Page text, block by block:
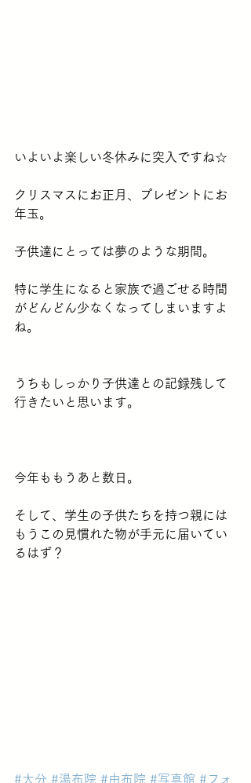
いよいよ楽しい冬休みに突入ですね☆
クリスマスにお正月、プレゼントにお
年玉。
子供達にとっては夢のような期間。
特に学生になると家族で過ごせる時間
がどんどん少なくなってしまいますよ
ね。
うちもしっかり子供達との記録残して
行きたいと思います。
今年ももうあと数日。
そして、学生の子供たちを持つ親には
もうこの見慣れた物が手元に届いてい
るはず？
#大分 #湯布院 #由布院 #写真館 #フォ